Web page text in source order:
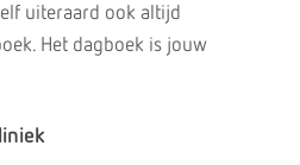
uiteraard ook altijd
Het dagboek is jouw